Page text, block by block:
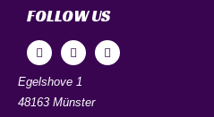
FOLLOW US
Egelshove 1
48163 Münster